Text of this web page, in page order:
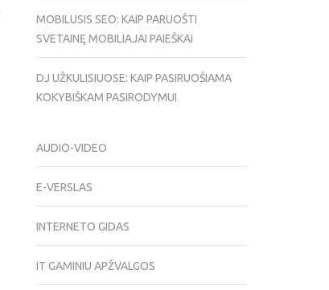
MOBILUSIS SEO: KAIP PARUOŠTI
SVETAINĘ MOBILIAJAI PAIEŠKAI
DJ UŽKULISIUOSE: KAIP PASIRUOŠIAMA
KOKYBIŠKAM PASIRODYMUI
AUDIO-VIDEO
E-VERSLAS
INTERNETO GIDAS
IT GAMINIU APŽVALGOS